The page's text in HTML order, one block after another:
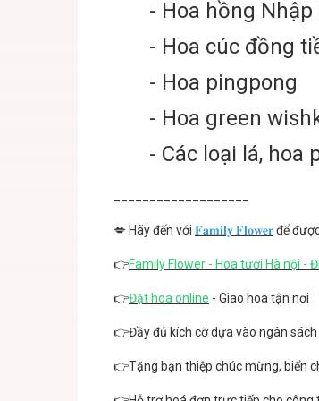
- Hoa hồng Nhập
- Hoa cúc đồng
- Hoa pingpong
- Hoa green
- Các loại lá, hoa
💋 Hãy đến với 𝐅𝐚𝐦𝐢𝐥𝐲 𝐅𝐥𝐨𝐰𝐞𝐫để
👉Family Flower - Hoa tươi Hà nội -
👉Đặt hoa online - Giao hoa tận nơi
👉Đầy đủ kích cỡ dựa vào ngân sách
👉Tặng bạn thiệp chúc mừng, biển